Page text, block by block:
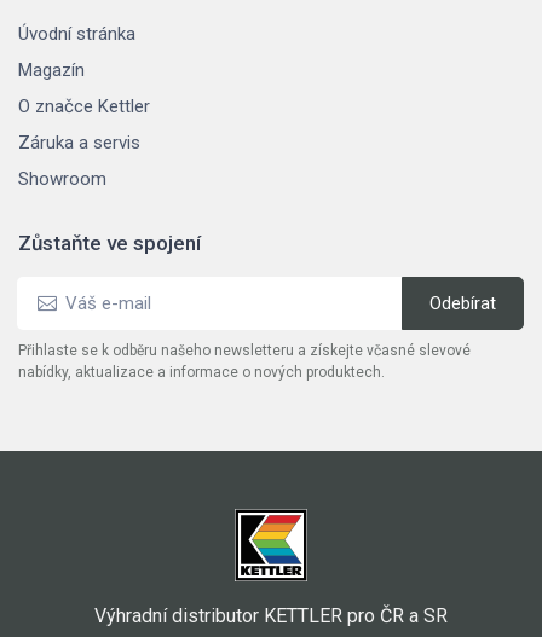
Úvodní stránka
Magazín
O značce Kettler
Záruka a servis
Showroom
Zůstaňte ve spojení
Přihlaste se k odběru našeho newsletteru a získejte včasné slevové
nabídky, aktualizace a informace o nových produktech.
Výhradní distributor KETTLER pro ČR a SR